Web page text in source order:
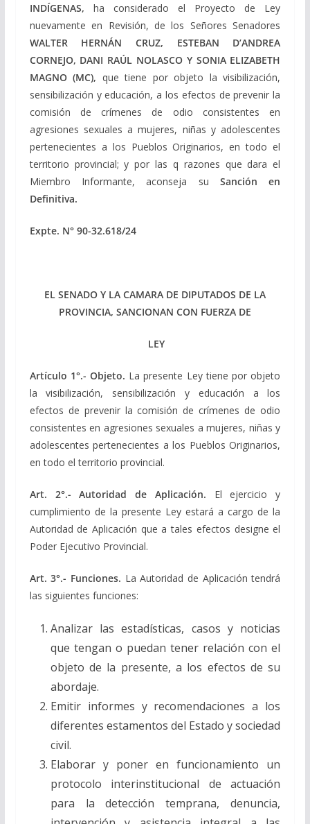
INDÍGENAS, ha considerado el Proyecto de Ley
nuevamente en Revisión, de los Señores Senadores
WALTER HERNÁN CRUZ, ESTEBAN D’ANDREA
CORNEJO, DANI RAÚL NOLASCO Y SONIA ELIZABETH
MAGNO (MC), que tiene por objeto la visibilización,
sensibilización y educación, a los efectos de prevenir la
comisión de crímenes de odio consistentes en
agresiones sexuales a mujeres, niñas y adolescentes
pertenecientes a los Pueblos Originarios, en todo el
territorio provincial; y por las q razones que dara el
Miembro Informante, aconseja su Sanción en
Definitiva.
Expte. N° 90-32.618/24
EL SENADO Y LA CAMARA DE DIPUTADOS DE LA
PROVINCIA, SANCIONAN CON FUERZA DE
LEY
Artículo 1°.- Objeto. La presente Ley tiene por objeto
la visibilización, sensibilización y educación a los
efectos de prevenir la comisión de crímenes de odio
consistentes en agresiones sexuales a mujeres, niñas y
adolescentes pertenecientes a los Pueblos Originarios,
en todo el territorio provincial.
Art. 2°.- Autoridad de Aplicación. El ejercicio y
cumplimiento de la presente Ley estará a cargo de la
Autoridad de Aplicación que a tales efectos designe el
Poder Ejecutivo Provincial.
Art. 3°.- Funciones. La Autoridad de Aplicación tendrá
las siguientes funciones:
Analizar las estadísticas, casos y noticias
que tengan o puedan tener relación con el
objeto de la presente, a los efectos de su
abordaje.
Emitir informes y recomendaciones a los
diferentes estamentos del Estado y sociedad
civil.
Elaborar y poner en funcionamiento un
protocolo interinstitucional de actuación
para la detección temprana, denuncia,